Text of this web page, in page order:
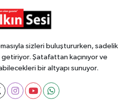
sizleri buluştururken, sadelik
Şatafattan kaçınıyor ve
bir altyapı sunuyor.